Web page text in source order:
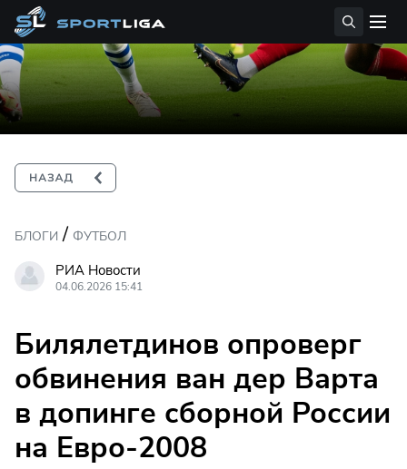
БЛОГИ / ФУТБОЛ
РИА Новости
04.06.2026 15:41
Билялетдинов опроверг
обвинения ван дер Варта
в допинге сборной России
на Евро-2008